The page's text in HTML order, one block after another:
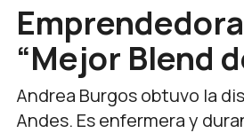
“Mejor Blend
Andrea Burgos obtuvo la
Andes. Es enfermera y